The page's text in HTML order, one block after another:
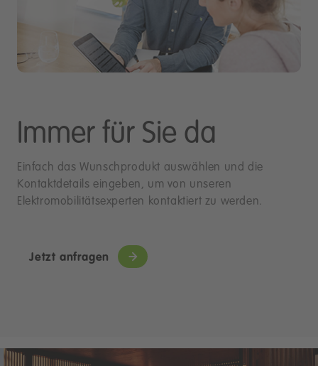
Immer für Sie da
Einfach das Wunschprodukt auswählen und die
Kontaktdetails eingeben, um von unseren
Elektromobilitätsexperten kontaktiert zu werden.
Jetzt anfragen